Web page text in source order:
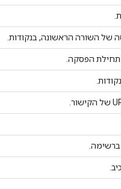
של השורה הראשונה, בנקודות.
הפסקה.